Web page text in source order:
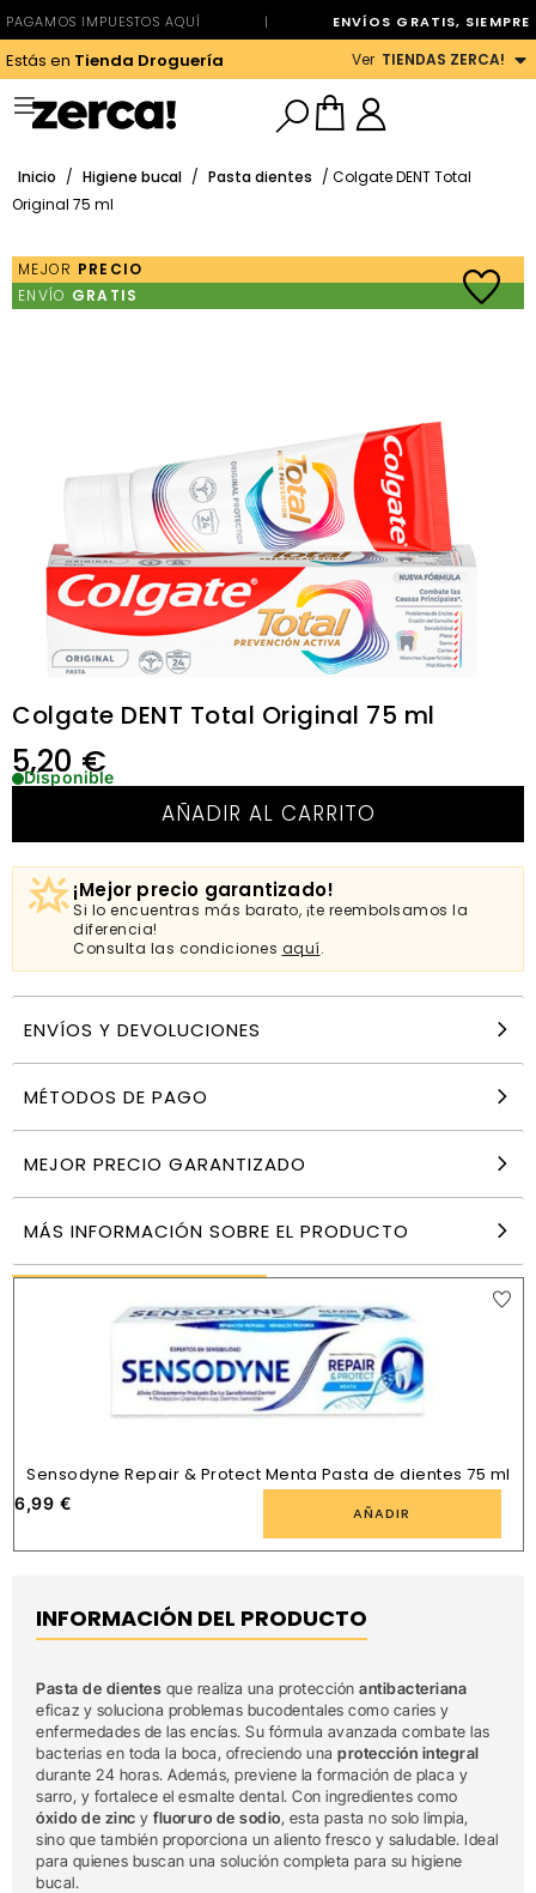
PAGAMOS IMPUESTOS AQUÍ | ENVÍOS GRATIS, SIEMPRE
Estás en Tienda Droguería Ver TIENDAS ZERCA!
Inicio / Higiene bucal / Pasta dientes / Colgate DENT Total
Original 75 ml
MEJOR PRECIO
ENVÍO GRATIS
Colgate DENT Total Original 75 ml
5,20 €
Disponible
AÑADIR AL CARRITO
¡Mejor precio garantizado!
Si lo encuentras más barato, ¡te reembolsamos la
diferencia!
Consulta las condiciones aquí.
ENVÍOS Y DEVOLUCIONES
MÉTODOS DE PAGO
MEJOR PRECIO GARANTIZADO
MÁS INFORMACIÓN SOBRE EL PRODUCTO
5,20€
AÑADIR
PRODUCTOS SIMILARES
Sensodyne Repair & Protect Menta Pasta de dientes 75 ml
6,99 € AÑADIR
INFORMACIÓN DEL PRODUCTO
Pasta de dientes que realiza una protección antibacteriana
eficaz y soluciona problemas bucodentales como caries y
enfermedades de las encías. Su fórmula avanzada combate las
bacterias en toda la boca, ofreciendo una protección integral
durante 24 horas. Además, previene la formación de placa y
sarro, y fortalece el esmalte dental. Con ingredientes como
óxido de zinc y fluoruro de sodio, esta pasta no solo limpia,
sino que también proporciona un aliento fresco y saludable. Ideal
para quienes buscan una solución completa para su higiene
bucal.